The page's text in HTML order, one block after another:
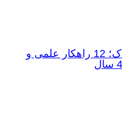
تقویت مهارت حل مسئله در کودک؛ 12 راهکار علمی و